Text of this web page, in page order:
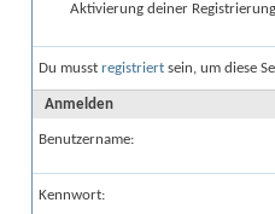
Aktivierung deiner
Du musst registriert sein, um diese
Anmelden
Benutzername:
Kennwort: